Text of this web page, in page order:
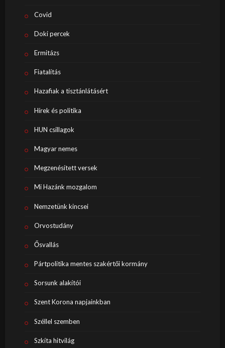
Covid
Doki percek
Ermitázs
Fiatalítás
Hazafiak a tisztánlátásért
Hírek és politika
HUN csillagok
Magyar nemes
Megzenésített versek
Mi Hazánk mozgalom
Nemzetünk kincsei
Orvostudány
Ősvallás
Pártpolitika mentes szakértői kormány
Sorsunk alakítói
Szent Korona napjainkban
Széllel szemben
Szkíta hitvilág